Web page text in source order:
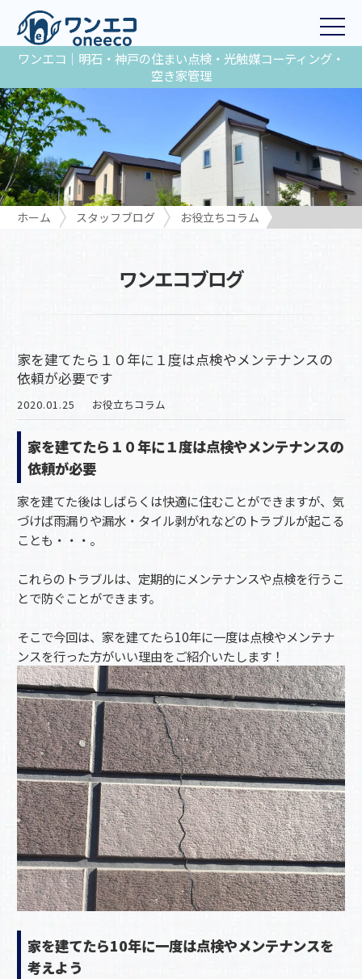
ワンエコ｜明石・神戸の住まい点検・光触媒コーティング・
空き家管理
ホーム スタッフブログ
お役立ちコラム
ワンエコブログ
家を建てたら１０年に１度は点検やメンテナンスの
依頼が必要です
2020.01.25 お役立ちコラム
家を建てたら１０年に１度は点検やメンテナンスの
依頼が必要
家を建てた後はしばらくは快適に住むことができますが、気
づけば雨漏りや漏水・タイル剥がれなどのトラブルが起こる
ことも・・・。
これらのトラブルは、定期的にメンテナンスや点検を行うこ
とで防ぐことができます。
そこで今回は、家を建てたら10年に一度は点検やメンテナ
ンスを行った方がいい理由をご紹介いたします！
家を建てたら10年に一度は点検やメンテナンスを
考えよう